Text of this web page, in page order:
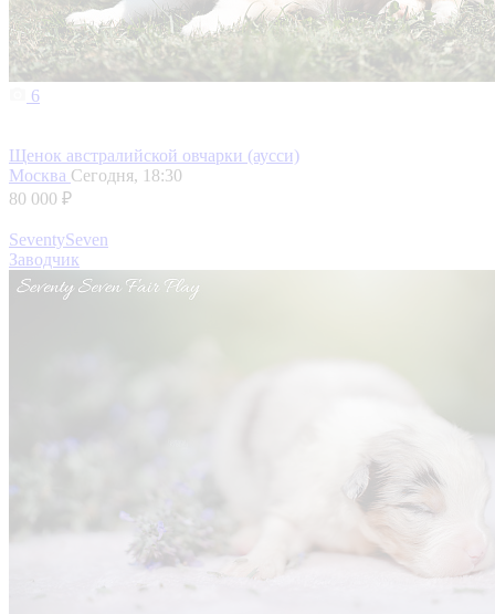
6
Щенок австралийской овчарки (аусси)
Москва Сегодня, 18:30
80 000 ₽
SeventySeven
Заводчик